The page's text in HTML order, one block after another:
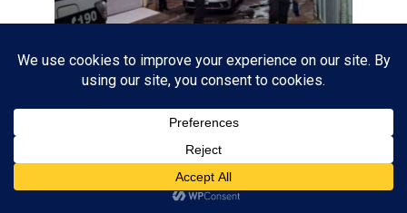
Polícia Civil de MS e Ministério da
Justiça deflagram Operação Lívia
contra rede virtual suspeita de
induzir jovem ao suicídio em Naviraí